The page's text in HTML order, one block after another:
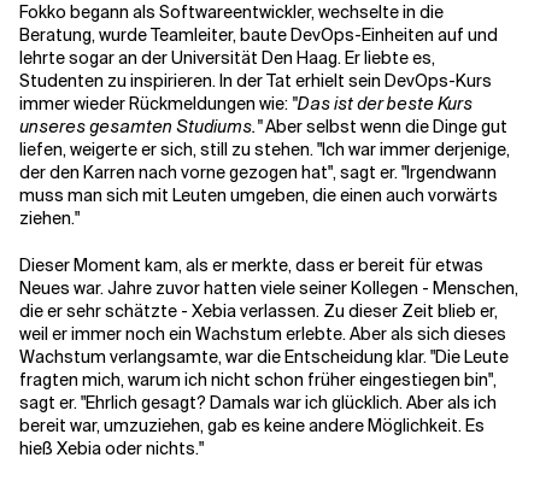
Verwandte Themen
Fokko begann als Softwareentwickler, wechselte in die
Beratung, wurde Teamleiter, baute DevOps-Einheiten auf und
lehrte sogar an der Universität Den Haag. Er liebte es,
Studenten zu inspirieren. In der Tat erhielt sein DevOps-Kurs
immer wieder Rückmeldungen wie: "Das ist der beste Kurs
unseres gesamten Studiums."Aber selbst wenn die Dinge gut
liefen, weigerte er sich, still zu stehen. "Ich war immer derjenige,
der den Karren nach vorne gezogen hat", sagt er. "Irgendwann
muss man sich mit Leuten umgeben, die einen auch vorwärts
ziehen."
Dieser Moment kam, als er merkte, dass er bereit für etwas
Neues war. Jahre zuvor hatten viele seiner Kollegen - Menschen,
die er sehr schätzte - Xebia verlassen. Zu dieser Zeit blieb er,
weil er immer noch ein Wachstum erlebte. Aber als sich dieses
Wachstum verlangsamte, war die Entscheidung klar. "Die Leute
fragten mich, warum ich nicht schon früher eingestiegen bin",
sagt er. "Ehrlich gesagt? Damals war ich glücklich. Aber als ich
bereit war, umzuziehen, gab es keine andere Möglichkeit. Es
hieß Xebia oder nichts."